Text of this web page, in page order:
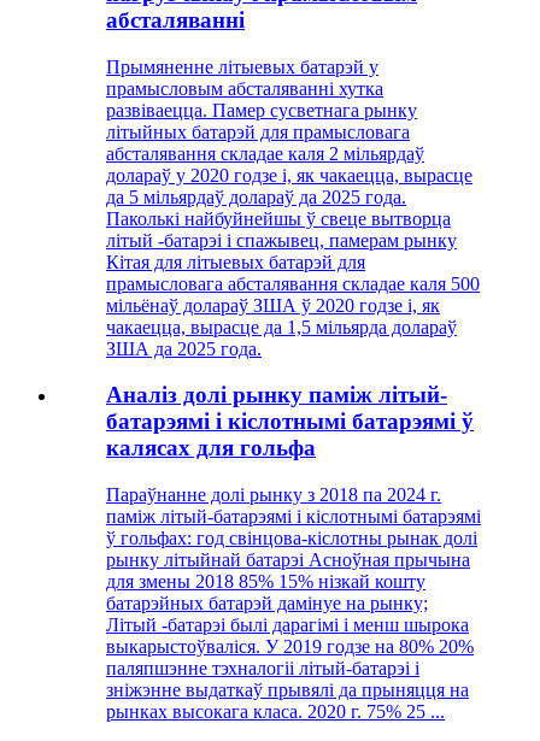
абсталяванні
Прымяненне літыевых батарэй у
прамысловым абсталяванні хутка
развіваецца. Памер сусветнага рынку
літыйных батарэй для прамысловага
абсталявання складае каля 2 мільярдаў
долараў у 2020 годзе і, як чакаецца, вырасце
да 5 мільярдаў долараў да 2025 года.
Паколькі найбуйнейшы ў свеце вытворца
літый -батарэі і спажывец, памерам рынку
Кітая для літыевых батарэй для
прамысловага абсталявання складае каля 500
мільёнаў долараў ЗША ў 2020 годзе і, як
чакаецца, вырасце да 1,5 мільярда долараў
ЗША да 2025 года.
Аналіз долі рынку паміж літый-
батарэямі і кіслотнымі батарэямі ў
калясах для гольфа
Параўнанне долі рынку з 2018 па 2024 г.
паміж літый-батарэямі і кіслотнымі батарэямі
ў гольфах: год свінцова-кіслотны рынак долі
рынку літыйнай батарэі Асноўная прычына
для змены 2018 85% 15% нізкай кошту
батарэйных батарэй дамінуе на рынку;
Літый -батарэі былі дарагімі і менш шырока
выкарыстоўваліся. У 2019 годзе на 80% 20%
паляпшэнне тэхналогіі літый-батарэі і
зніжэнне выдаткаў прывялі да прыняцця на
рынках высокага класа. 2020 г. 75% 25 ...